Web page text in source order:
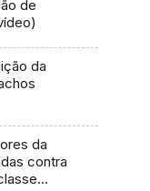
de
da
da
contra